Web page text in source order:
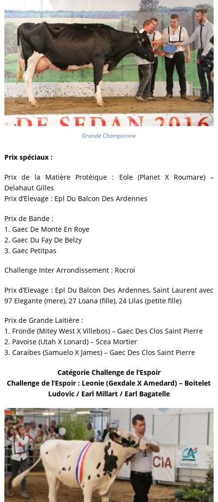
Grande Championne
Prix spéciaux :
Prix de la Matière Protéique : Eole (Planet X Roumare) –
Delahaut Gilles
Prix d’Elevage : Epl Du Balcon Des Ardennes
Prix de Bande :
1. Gaec De Monte En Roye
2. Gaec Du Fay De Belzy
3. Gaec Petitpas
Challenge Inter Arrondissement : Rocroi
Prix d’Elevage : Epl Du Balcon Des Ardennes, Saint Laurent avec
97 Elegante (mere), 27 Loana (fille), 24 Lilas (petite fille)
Prix de Grande Laitière :
1. Fronde (Mitey West X Villebos) – Gaec Des Clos Saint Pierre
2. Pavoise (Utah X Lonard) – Scea Mortier
3. Caraibes (Samuelo X James) – Gaec Des Clos Saint Pierre
Catégorie Challenge de l’Espoir
Challenge de l’Espoir : Leonie (Gexdale X Amedard) – Boitelet
Ludovic / Earl Millart / Earl Bagatelle